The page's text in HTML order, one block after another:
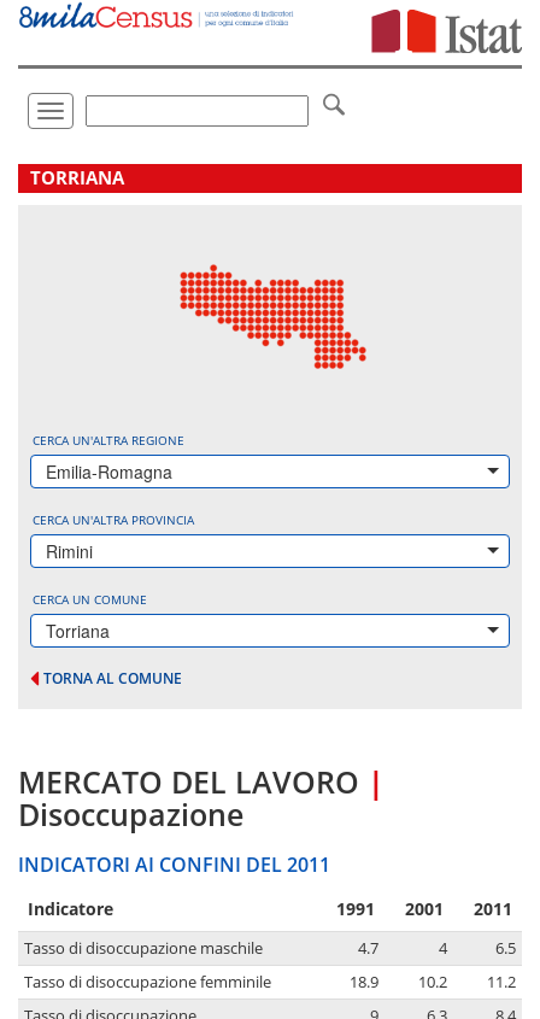
Vai
direttamente
Toggle
navigation
.
TORRIANA
CERCA UN'ALTRA REGIONE
Emilia-Romagna
CERCA UN'ALTRA PROVINCIA
Rimini
CERCA UN COMUNE
Torriana
TORNA AL COMUNE
MERCATO DEL LAVORO |
Disoccupazione
INDICATORI AI CONFINI DEL 2011
Indicatore 1991 2001 2011
Tasso di disoccupazione maschile 4.7 4
6.5
Tasso di disoccupazione femminile
18.9 10.2
11.2